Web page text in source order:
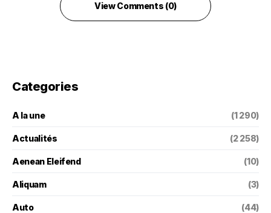
View Comments (0)
Categories
A la une (1 290)
Actualités (2 258)
Aenean Eleifend (10)
Aliquam (3)
Auto (44)